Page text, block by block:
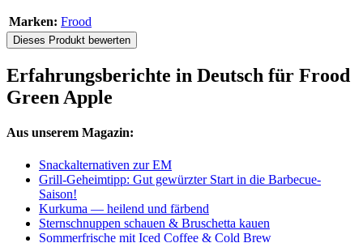
Marken: Frood
Dieses Produkt bewerten
Erfahrungsberichte in Deutsch für Frood
Green Apple
Aus unserem Magazin:
Snackalternativen zur EM
Grill-Geheimtipp: Gut gewürzter Start in die Barbecue-
Saison!
Kurkuma — heilend und färbend
Sternschnuppen schauen & Bruschetta kauen
Sommerfrische mit Iced Coffee & Cold Brew